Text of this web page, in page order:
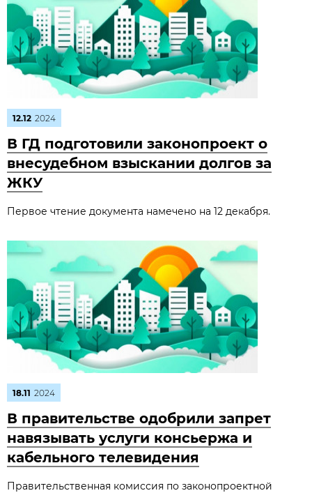
12.12 2024
В ГД подготовили законопроект о
внесудебном взыскании долгов за
ЖКУ
Первое чтение документа намечено на 12 декабря.
18.11 2024
В правительстве одобрили запрет
навязывать услуги консьержа и
кабельного телевидения
Правительственная комиссия по законопроектной